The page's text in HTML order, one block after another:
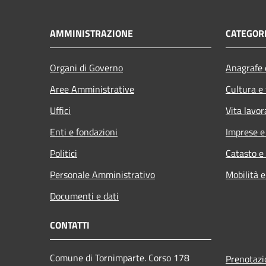
AMMINISTRAZIONE
Organi di Governo
Aree Amministrative
Uffici
Enti e fondazioni
Politici
Personale Amministrativo
Documenti e dati
Cultura
Vita
Imprese
Catasto
Mobilità
CONTATTI
Comune di Tornimparte. Corso 178